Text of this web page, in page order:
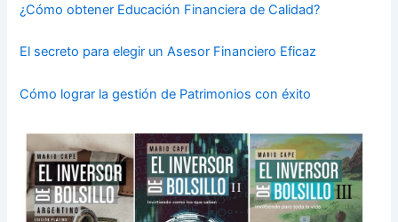
¿Cómo obtener Educación Financiera de Calidad?
El secreto para elegir un Asesor Financiero Eficaz
Cómo lograr la gestión de Patrimonios con éxito